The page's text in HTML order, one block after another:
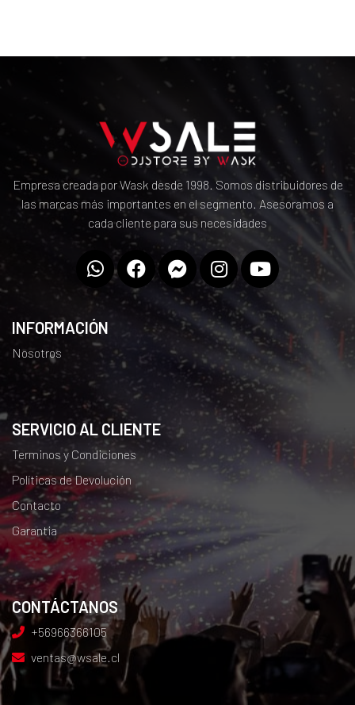
Empresa creada por Wask desde 1998. Somos distribuidores de
las marcas más importantes en el segmento. Asesoramos a
cada cliente para sus necesidades
INFORMACIÓN
Nosotros
SERVICIO AL CLIENTE
Terminos y Condiciones
Políticas de Devolución
Contacto
Garantia
CONTÁCTANOS
+56966366105
ventas@wsale.cl